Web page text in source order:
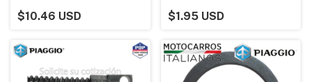
$10.46 USD $1.95 USD